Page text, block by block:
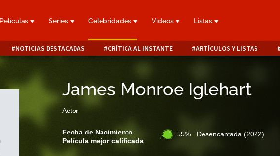
Películas Series Celebridades Videos Listas
NOTICIAS DESTACADAS CRÍTICA AL INSTANTE ARTÍCULOS Y LISTAS
James Monroe Iglehart
Actor
Fecha de Nacimiento
Película mejor calificada
55% Desencantada (2022)